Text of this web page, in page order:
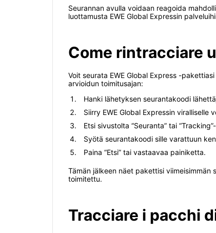
Seurannan avulla voidaan reagoida
luottamusta EWE Global Expressin
Come rintracciare
Voit seurata EWE Global Express -
arvioidun toimitusajan:
Hanki lähetyksen seurantakoodi
Siirry EWE Global Expressin viralliselle
Etsi sivustolta “Seuranta” tai
Syötä seurantakoodi sille varattuun
Paina “Etsi” tai vastaavaa painiketta.
Tämän jälkeen näet pakettisi
toimitettu.
Tracciare i pacchi